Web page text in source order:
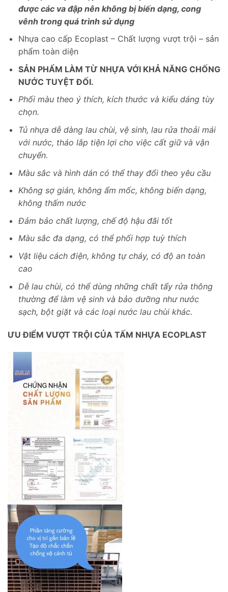
được các va đập nên không bị biến dạng, cong
vênh trong quá trình sử dụng
Nhựa cao cấp Ecoplast – Chất lượng vượt trội – sản
phẩm toàn diện
SẢN PHẨM LÀM TỪ NHỰA VỚI KHẢ NĂNG CHỐNG
NƯỚC TUYỆT ĐỐI.
Phối màu theo ý thích, kích thước và kiểu dáng tùy
chọn.
Tủ nhựa dễ dàng lau chùi, vệ sinh, lau rửa thoải mái
với nước, tháo lắp tiện lợi cho việc cất giữ và vận
chuyển.
Màu sắc và hình dán có thể thay đổi theo yêu cầu
Không sợ gián, không ẩm mốc, không biến dạng,
không thấm nước
Đảm bảo chất lượng, chế độ hậu đãi tốt
Màu sắc đa dạng, có thể phối hợp tuỳ thích
Vật liệu cách điện, không tự cháy, có độ an toàn
cao
Dễ lau chùi, có thể dùng những chất tẩy rửa thông
thường để làm vệ sinh và bảo dưỡng như nước
sạch, bột giặt và các loại nước lau chùi khác.
ƯU ĐIỂM VƯỢT TRỘI CỦA TẤM NHỰA ECOPLAST